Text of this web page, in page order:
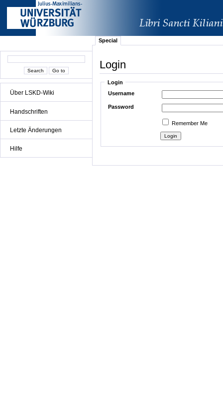
Über LSKD-Wiki
Handschriften
Letzte Änderungen
Hilfe
Special
Login
Login
Username
Password
Remember Me